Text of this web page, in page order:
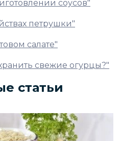
соусов"
петрушки"
салате"
свежие огурцы?"
статьи